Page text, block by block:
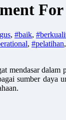
, #baik,
, #pelatihan,
mendasar
sumber